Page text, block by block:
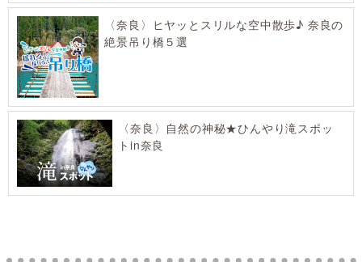
〈奈良〉ヒヤッとスリルな空中散歩♪ 奈良の
絶景吊り橋５選
〈奈良〉自然の神秘★ひんやり滝スポッ
トin奈良